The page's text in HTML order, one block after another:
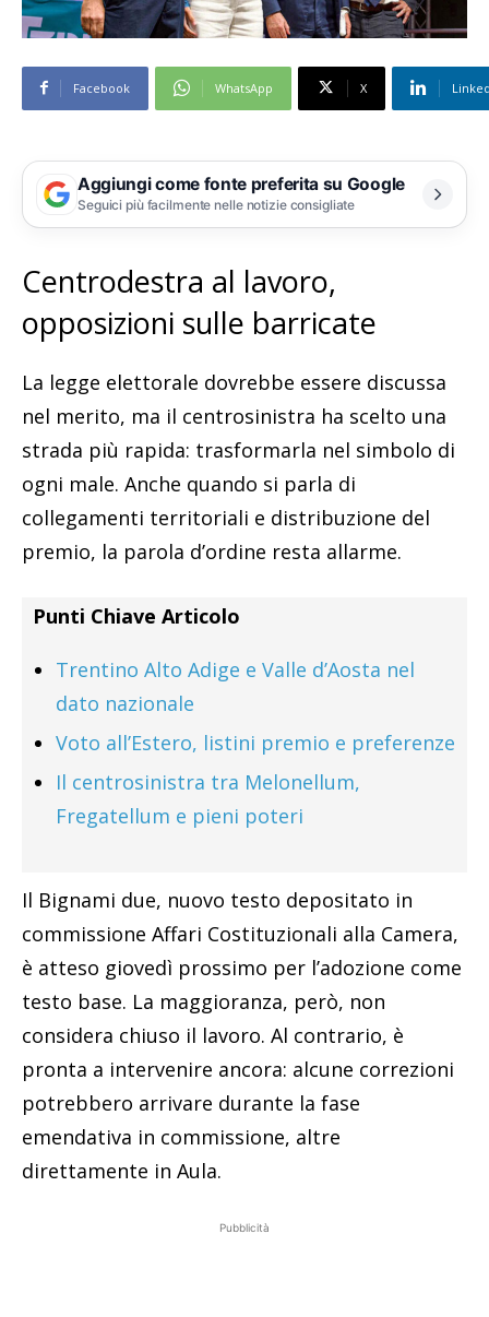
Facebook WhatsApp X
Aggiungi come fonte preferita su Google
Seguici più facilmente nelle notizie consigliate
Centrodestra al lavoro,
opposizioni sulle barricate
La legge elettorale dovrebbe essere discussa
nel merito, ma il centrosinistra ha scelto una
strada più rapida: trasformarla nel simbolo di
ogni male. Anche quando si parla di
collegamenti territoriali e distribuzione del
premio, la parola d’ordine resta allarme.
Punti Chiave Articolo
Trentino Alto Adige e Valle d’Aosta nel
dato nazionale
Voto all’Estero, listini premio e preferenze
Il centrosinistra tra Melonellum,
Fregatellum e pieni poteri
Il Bignami due, nuovo testo depositato in
commissione Affari Costituzionali alla Camera,
è atteso giovedì prossimo per l’adozione come
testo base. La maggioranza, però, non
considera chiuso il lavoro. Al contrario, è
pronta a intervenire ancora: alcune correzioni
potrebbero arrivare durante la fase
emendativa in commissione, altre
direttamente in Aula.
Pubblicità